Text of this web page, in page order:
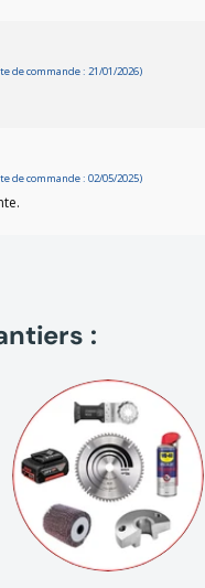
de commande : 21/01/2026)
de commande : 02/05/2025)
: